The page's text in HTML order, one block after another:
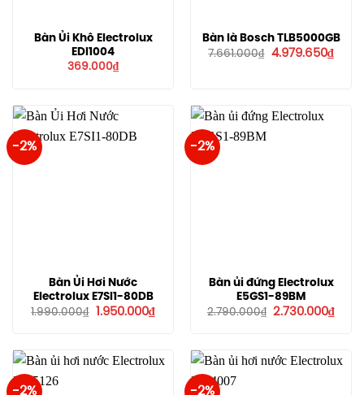
Bàn Ủi Khô Electrolux
EDI1004
369.000₫
Bàn là Bosch TLB5000GB
7.661.000₫
Giá
4.979.650₫Giá
hiện
-2%
Bàn Ủi Hơi Nước
Electrolux E7SI1-80DB
1.990.000₫
Giá
1.950.000₫Giá
hiện
1.950.000₫.
-2%
Bàn ủi đứng Electrolux
E5GS1-89BM
2.790.000₫
Giá
2.730.000₫Giá
hiện
-2% -2%